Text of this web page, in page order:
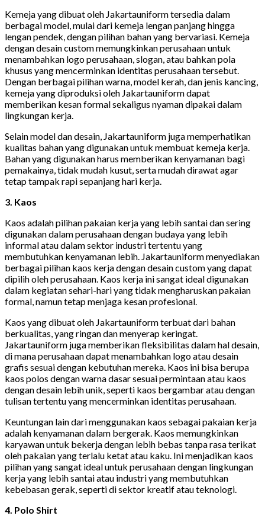
Kemeja yang dibuat oleh Jakartauniform tersedia dalam
berbagai model, mulai dari kemeja lengan panjang hingga
lengan pendek, dengan pilihan bahan yang bervariasi. Kemeja
dengan desain custom memungkinkan perusahaan untuk
menambahkan logo perusahaan, slogan, atau bahkan pola
khusus yang mencerminkan identitas perusahaan tersebut.
Dengan berbagai pilihan warna, model kerah, dan jenis kancing,
kemeja yang diproduksi oleh Jakartauniform dapat
memberikan kesan formal sekaligus nyaman dipakai dalam
lingkungan kerja.
Selain model dan desain, Jakartauniform juga memperhatikan
kualitas bahan yang digunakan untuk membuat kemeja kerja.
Bahan yang digunakan harus memberikan kenyamanan bagi
pemakainya, tidak mudah kusut, serta mudah dirawat agar
tetap tampak rapi sepanjang hari kerja.
3. Kaos
Kaos adalah pilihan pakaian kerja yang lebih santai dan sering
digunakan dalam perusahaan dengan budaya yang lebih
informal atau dalam sektor industri tertentu yang
membutuhkan kenyamanan lebih. Jakartauniform menyediakan
berbagai pilihan kaos kerja dengan desain custom yang dapat
dipilih oleh perusahaan. Kaos kerja ini sangat ideal digunakan
dalam kegiatan sehari-hari yang tidak mengharuskan pakaian
formal, namun tetap menjaga kesan profesional.
Kaos yang dibuat oleh Jakartauniform terbuat dari bahan
berkualitas, yang ringan dan menyerap keringat.
Jakartauniform juga memberikan fleksibilitas dalam hal desain,
di mana perusahaan dapat menambahkan logo atau desain
grafis sesuai dengan kebutuhan mereka. Kaos ini bisa berupa
kaos polos dengan warna dasar sesuai permintaan atau kaos
dengan desain lebih unik, seperti kaos bergambar atau dengan
tulisan tertentu yang mencerminkan identitas perusahaan.
Keuntungan lain dari menggunakan kaos sebagai pakaian kerja
adalah kenyamanan dalam bergerak. Kaos memungkinkan
karyawan untuk bekerja dengan lebih bebas tanpa rasa terikat
oleh pakaian yang terlalu ketat atau kaku. Ini menjadikan kaos
pilihan yang sangat ideal untuk perusahaan dengan lingkungan
kerja yang lebih santai atau industri yang membutuhkan
kebebasan gerak, seperti di sektor kreatif atau teknologi.
4. Polo Shirt